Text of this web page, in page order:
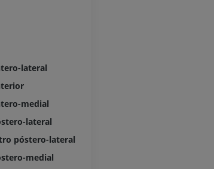
lateral
medial
lateral
póstero-lateral
medial
Angiografia
Fotografia
PREMIUM